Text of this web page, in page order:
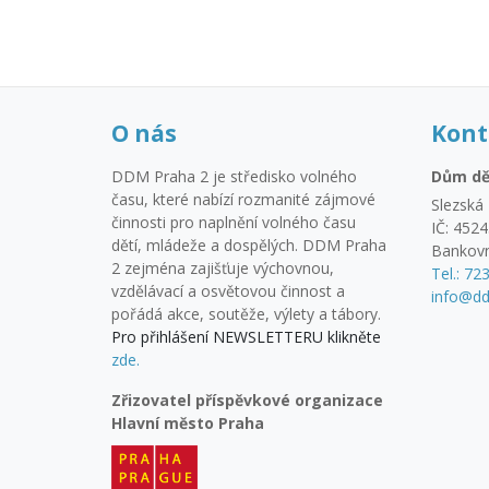
O nás
DDM Praha 2 je středisko volného
času, které nabízí rozmanité zájmové
činnosti pro naplnění volného času
dětí, mládeže a dospělých. DDM Praha
2 zejména zajišťuje výchovnou,
vzdělávací a osvětovou činnost a
pořádá akce, soutěže, výlety a tábory.
Pro přihlášení NEWSLETTERU klikněte
zde.
Zřizovatel příspěvkové organizace
Hlavní město Praha
Dům
IČ:
Tel.: